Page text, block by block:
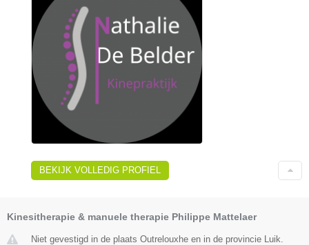
BEKIJK VOLLEDIG PROFIEL
Kinesitherapie & manuele therapie Philippe Mattelaer
Niet gevestigd in de plaats Outrelouxhe en in de provincie Luik.